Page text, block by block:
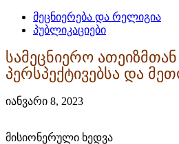
მეცნიერება და რელიგია
პუბლიკაციები
სამეცნიერო
პერსპექტივებსა და
იანვარი 8, 2023
მისიონერული ხედვა